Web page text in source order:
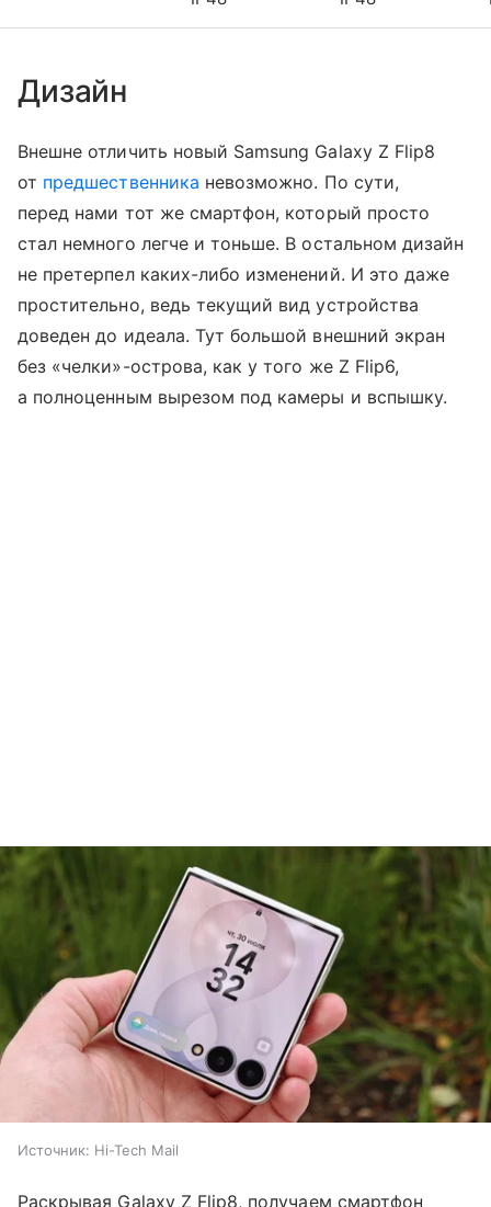
Дизайн
Внешне отличить новый Samsung Galaxy Z Flip8
от предшественника невозможно. По сути,
перед нами тот же смартфон, который просто
стал немного легче и тоньше. В остальном дизайн
не претерпел каких-либо изменений. И это даже
простительно, ведь текущий вид устройства
доведен до идеала. Тут большой внешний экран
без «челки»-острова, как у того же Z Flip6,
а полноценным вырезом под камеры и вспышку.
Источник: Hi-Tech Mail
Раскрывая Galaxy Z Flip8, получаем смартфон